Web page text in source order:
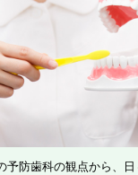
予防歯科の観点から、